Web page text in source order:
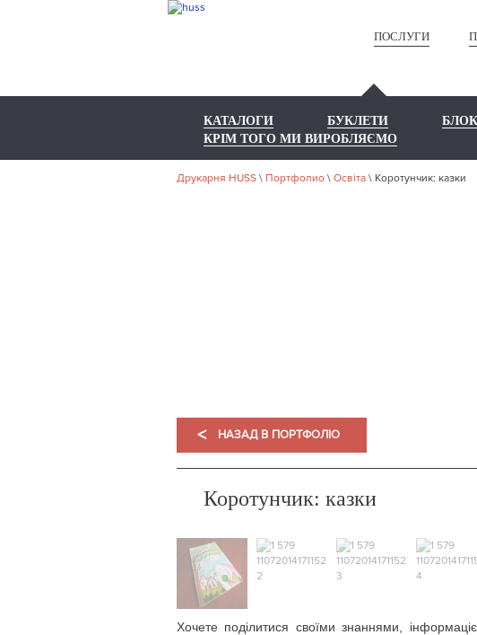
ПОСЛУГИ
КАТАЛОГИ БУКЛЕТИ
КРІМ ТОГО МИ ВИРОБЛЯЄМО
Друкарня HUSS \ Портфолио \ Освіта \ Коротунчик: казки
< НАЗАД В ПОРТФОЛІО
Коротунчик: казки
Хочете поділитися своїми знаннями,